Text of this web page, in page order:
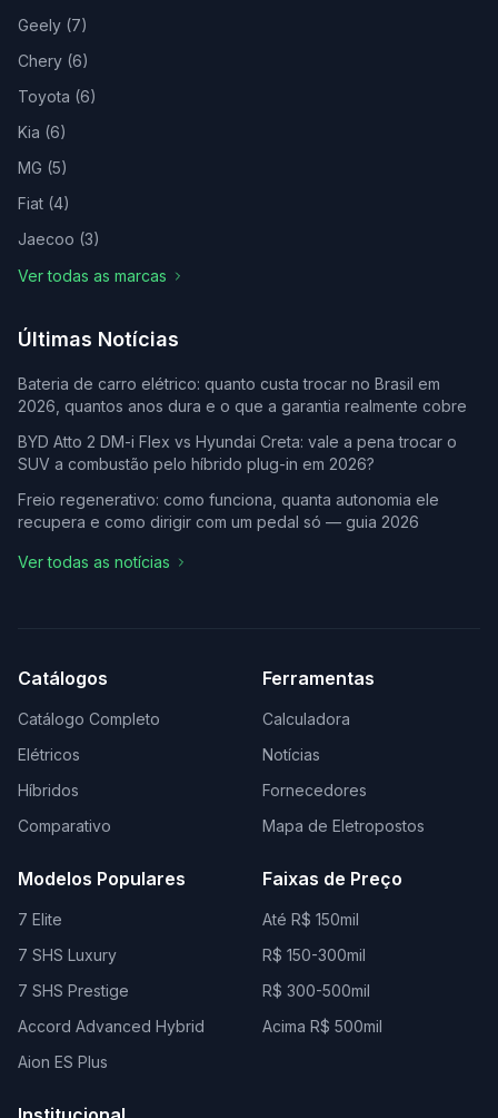
Geely (7)
Chery (6)
Toyota (6)
Kia (6)
MG (5)
Fiat (4)
Jaecoo (3)
Ver todas as marcas
Últimas Notícias
Bateria de carro elétrico: quanto custa trocar no Brasil em
2026, quantos anos dura e o que a garantia realmente cobre
BYD Atto 2 DM-i Flex vs Hyundai Creta: vale a pena trocar o
SUV a combustão pelo híbrido plug-in em 2026?
Freio regenerativo: como funciona, quanta autonomia ele
recupera e como dirigir com um pedal só — guia 2026
Ver todas as notícias
Catálogos
Catálogo Completo
Elétricos
Híbridos
Comparativo
Ferramentas
Calculadora
Notícias
Fornecedores
Mapa de Eletropostos
Modelos Populares
7 Elite
7 SHS Luxury
7 SHS Prestige
Accord Advanced Hybrid
Aion ES Plus
Faixas de Preço
Até R$ 150mil
R$ 150-300mil
R$ 300-500mil
Acima R$ 500mil